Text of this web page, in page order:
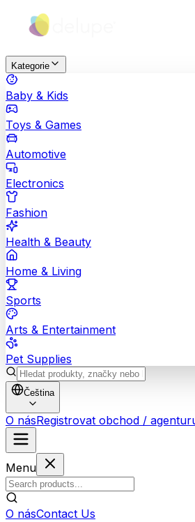
Kategorie
Baby & Kids
Toys & Games
Automotive
Electronics
Fashion
Health & Beauty
Home & Living
Sports
Arts & Entertainment
Pet Supplies
Čeština
O násRegistrovat obchod /
Menu
O násContact Us